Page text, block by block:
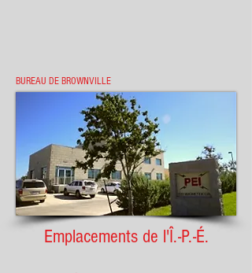
BUREAU DE BROWNVILLE
Emplacements de l'Î.-P.-É.